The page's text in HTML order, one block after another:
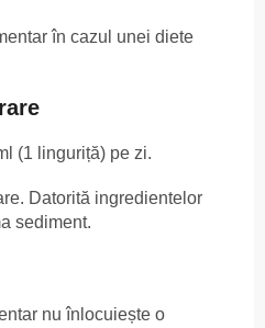
în cazul unei diete
(1 linguriță) pe zi.
Datorită ingredientelor
sediment.
nu înlocuiește o